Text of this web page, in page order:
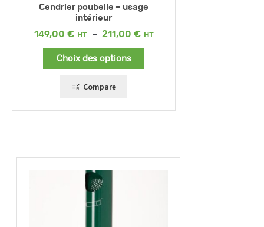
Cendrier poubelle – usage
intérieur
149,00 € – 211,00 €
Plage
Choix des options
Compare